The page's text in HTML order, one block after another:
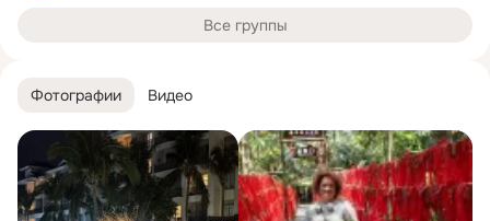
Фотографии Видео
Все группы